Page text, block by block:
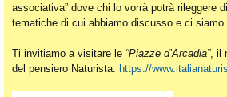
associativa” dove chi lo vorrà potrà rileggere
tematiche di cui abbiamo discusso e ci siamo
Ti invitiamo a visitare le “Piazze d’Arcadia”, il
del pensiero Naturista: https://